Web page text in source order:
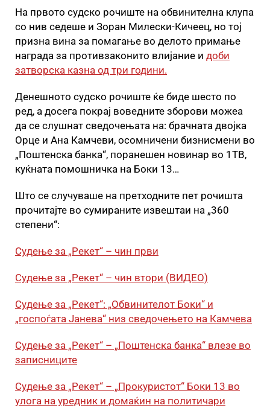
На првото судско рочиште на обвинителна клупа
со нив седеше и Зоран Милески-Кичеец, но тој
призна вина за помагање во делото примање
награда за противзаконито влијание и доби
затворска казна од три години.
Денешното судско рочиште ќе биде шесто по
ред, а досега покрај воведните зборови можеа
да се слушнат сведочењата на: брачната двојка
Орце и Ана Камчеви, осомничени бизнисмени во
„Поштенска банка“, поранешен новинар во 1ТВ,
куќната помошничка на Боки 13…
Што се случуваше на претходните пет рочишта
прочитајте во сумираните извештаи на „360
степени“:
Судење за „Рекет“ – чин први
Судење за „Рекет“ – чин втори (ВИДЕО)
Судење за „Рекет“: „Обвинителот Боки“ и
„госпоѓата Јанева“ низ сведочењето на Камчева
Судење за „Рекет“ – „Поштенска банка“ влезе во
записниците
Судење за „Рекет“ – „Прокуристот“ Боки 13 во
улога на уредник и домаќин на политичари